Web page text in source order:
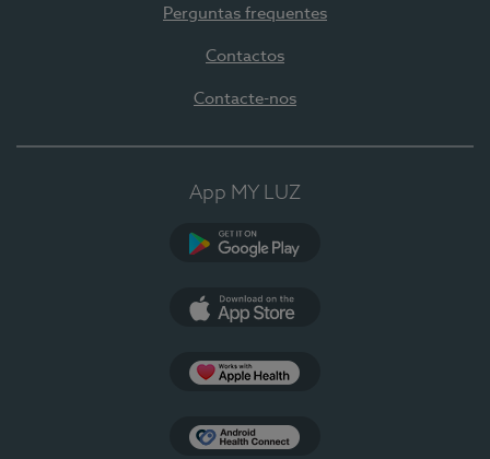
Perguntas frequentes
Contactos
Contacte-nos
App MY LUZ